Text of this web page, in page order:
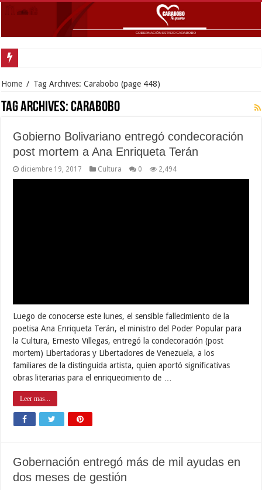
Home / Tag Archives: Carabobo (page 448)
Tag Archives:Carabobo
Gobierno Bolivariano entregó condecoración
post mortem a Ana Enriqueta Terán
diciembre 19, 2017 Cultura 0 2,494
Luego de conocerse este lunes, el sensible fallecimiento de la
poetisa Ana Enriqueta Terán, el ministro del Poder Popular para
la Cultura, Ernesto Villegas, entregó la condecoración (post
mortem) Libertadoras y Libertadores de Venezuela, a los
familiares de la distinguida artista, quien aportó significativas
obras literarias para el enriquecimiento de …
Leer mas...
Gobernación entregó más de mil ayudas en
dos meses de gestión